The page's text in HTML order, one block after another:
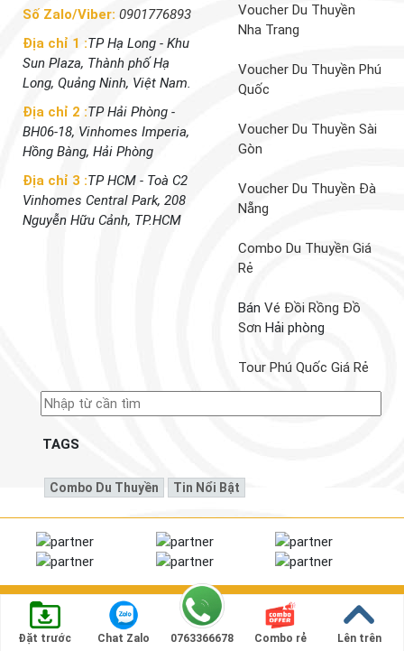
Số Zalo/Viber: 0901776893
Địa chỉ 1 :TP Hạ Long - Khu
Sun Plaza, Thành phố Hạ
Long, Quảng Ninh, Việt Nam.
Địa chỉ 2 :TP Hải Phòng -
BH06-18, Vinhomes Imperia,
Hồng Bàng, Hải Phòng
Địa chỉ 3 :TP HCM - Toà C2
Vinhomes Central Park, 208
Nguyễn Hữu Cảnh, TP.HCM
Voucher Du Thuyền
Nha Trang
Voucher Du Thuyền Phú
Quốc
Voucher Du Thuyền Sài
Gòn
Voucher Du Thuyền Đà
Nẵng
Combo Du Thuyền Giá
Rẻ
Bán Vé Đồi Rồng Đồ
Sơn Hải phòng
Tour Phú Quốc Giá Rẻ
TAGS
Combo Du Thuyền Tin Nổi Bật
© Website mua bán, ký gửivoucher du thuyền
chính thức
Trang chủ
Tư vấn Tin Tức Sitemap
Đặt trước Chat Zalo 0763366678 Combo rẻ Lên trên